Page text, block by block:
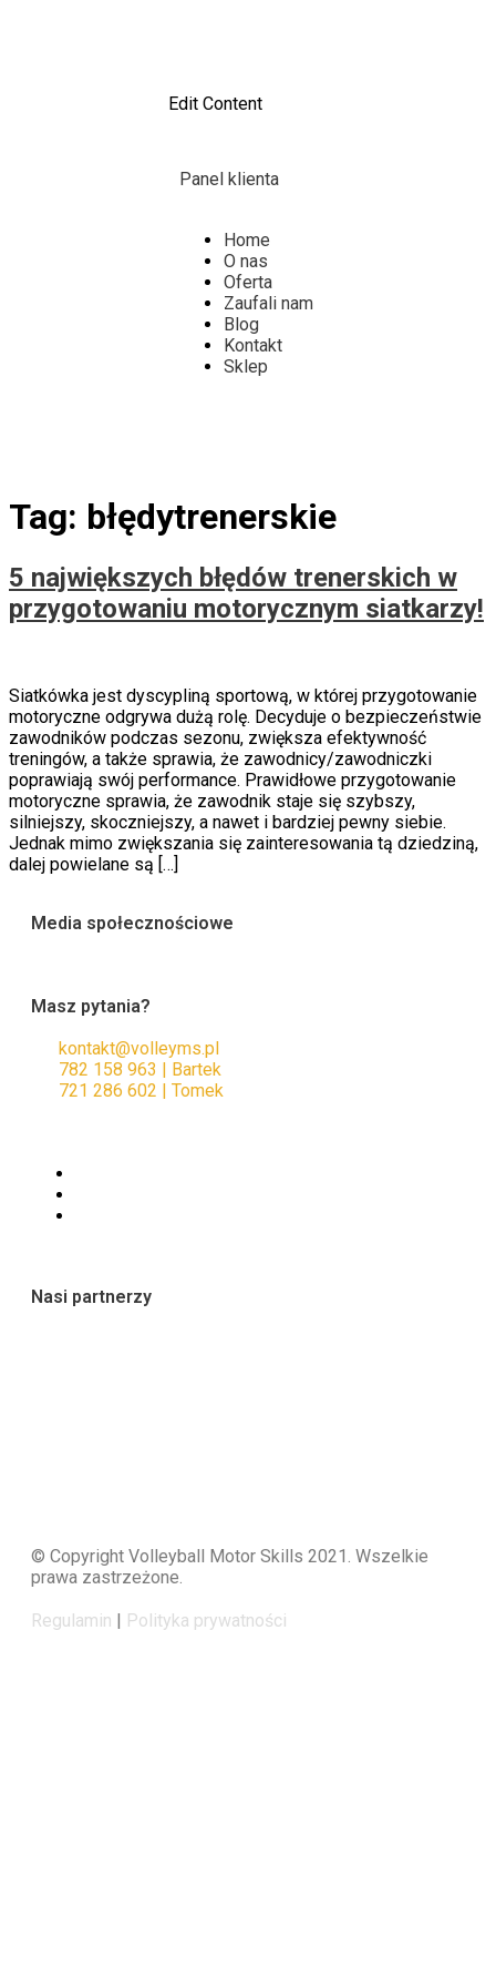
Edit Content
Panel klienta
Home
O nas
Oferta
Zaufali nam
Blog
Kontakt
Sklep
Tag: błędytrenerskie
5 największych błędów trenerskich w
przygotowaniu motorycznym siatkarzy!
Siatkówka jest dyscypliną sportową, w której przygotowanie
motoryczne odgrywa dużą rolę. Decyduje o bezpieczeństwie
zawodników podczas sezonu, zwiększa efektywność
treningów, a także sprawia, że zawodnicy/zawodniczki
poprawiają swój performance. Prawidłowe przygotowanie
motoryczne sprawia, że zawodnik staje się szybszy,
silniejszy, skoczniejszy, a nawet i bardziej pewny siebie.
Jednak mimo zwiększania się zainteresowania tą dziedziną,
dalej powielane są […]
Media społecznościowe
Masz pytania?
kontakt@volleyms.pl
782 158 963 | Bartek
721 286 602 | Tomek
Nasi partnerzy
© Copyright Volleyball Motor Skills 2021. Wszelkie
prawa zastrzeżone.
Regulamin | Polityka prywatności